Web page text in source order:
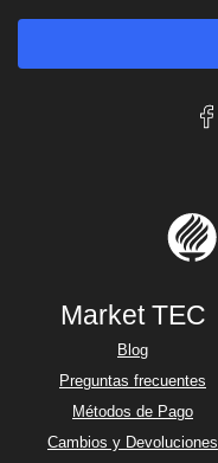
Market TEC
Blog
Preguntas frecuentes
Métodos de Pago
Cambios y Devoluciones